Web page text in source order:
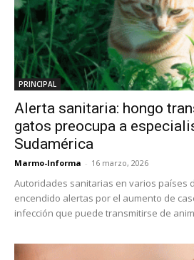
PRINCIPAL
Alerta sanitaria: hongo
gatos preocupa a
Sudamérica
Marmo-Informa - 16 marzo, 2026
Autoridades sanitarias en varios países
encendido alertas por el aumento de
infección que puede transmitirse de